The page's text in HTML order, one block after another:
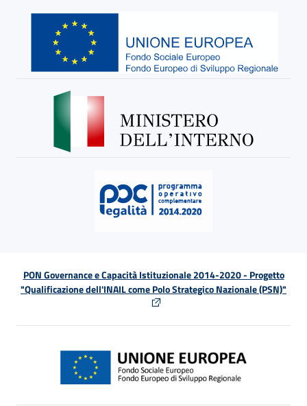
PON Governance e Capacità Istituzionale 2014-2020 - Progetto
"Qualificazione dell'INAIL come Polo Strategico Nazionale (PSN)"